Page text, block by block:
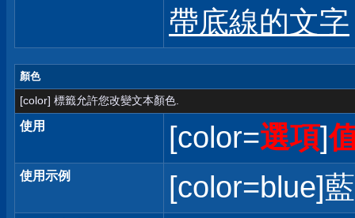
帶底線的文字
顏色
[color] 標籤允許您改變文本顏色.
使用 [color=選項]
使用示例 [color=blue]